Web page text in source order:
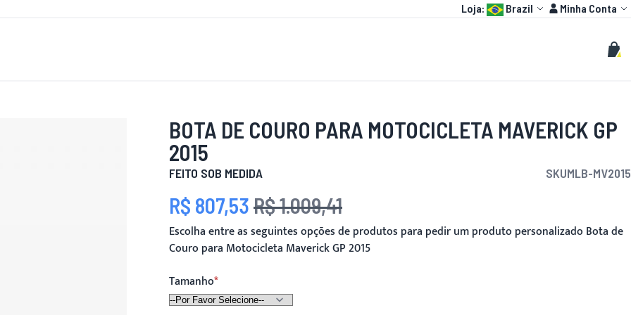
Language:
Loja: Brazil ContaMinha Conta
Buscar
BOTA DE COURO PARA MOTOCICLETA MAVERICK GP
2015
FEITO SOB MEDIDA SKUMLB-MV2015
Preço Especial
R$ 807,53 Preço
R$ 1.009,41
Escolha entre as seguintes opções de produtos para pedir um produto personalizado Bota de
Couro para Motocicleta Maverick GP 2015
Tamanho